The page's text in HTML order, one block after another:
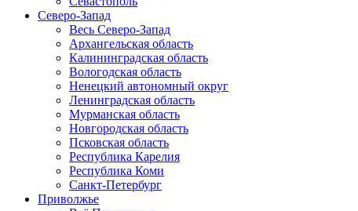
Северо-Запад
Весь Северо-Запад
Архангельская область
Калининградская область
Вологодская область
Ненецкий автономный округ
Ленинградская область
Мурманская область
Новгородская область
Псковская область
Республика Карелия
Республика Коми
Санкт-Петербург
Приволжье